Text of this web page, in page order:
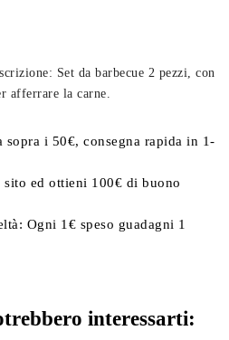
set: 22,5 cm
Set da barbecue 2 pezzi, con
afferrare la carne.
sopra i 50€, consegna rapida in 1-
sito ed ottieni 100€ di buono
Ogni 1€ speso guadagni 1
interessarti: